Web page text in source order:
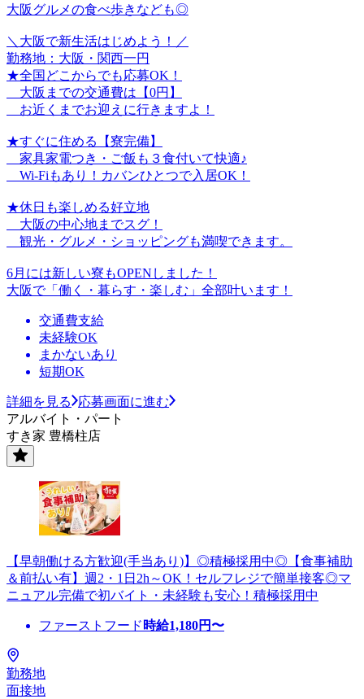
大阪グルメの食べ歩きなども◎
＼大阪で新生活はじめよう！／
勤務地：大阪・関西一円
★全国どこからでも応募OK！
大阪までの交通費は【0円】
お近くまでお迎えに行きますよ！
★すぐに住める【寮完備】
家具家電つき・ご飯も３食付いて快適♪
Wi-Fiもあり！カバンひとつで入居OK！
★休日も楽しめる好立地
大阪の中心地までスグ！
観光・グルメ・ショッピングも満喫できます。
6月には新しい寮もOPENしました！
大阪で「働く・暮らす・楽しむ」全部叶います！
交通費支給
未経験OK
まかないあり
短期OK
詳細を見る
応募画面に進む
アルバイト・パート
すき家 豊橋柱店
【早朝働ける方歓迎(手当あり)】◎積極採用中◎【食事補助
＆前払い有】週2・1日2h～OK！セルフレジで簡単接客◎マ
ニュアル完備で初バイト・未経験も安心！積極採用中
ファーストフード 時給1,180円〜
勤務地
面接地